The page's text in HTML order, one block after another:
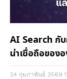
AI Search กั
น่าเชื่อถือของ
24 กุมภาพันธ์ 2569